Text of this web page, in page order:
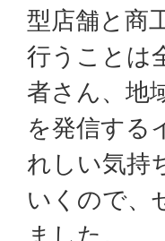
型店舗と商
行うことは
者さん、地
を発信する
れしい気持
いくので、
ました。